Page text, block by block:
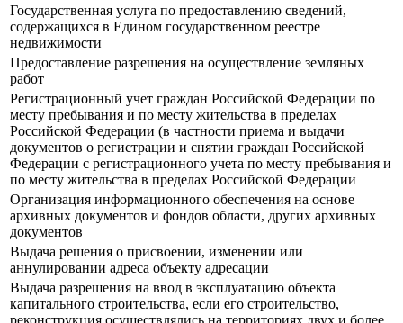
Государственная услуга по предоставлению сведений,
содержащихся в Едином государственном реестре
недвижимости
Предоставление разрешения на осуществление земляных
работ
Регистрационный учет граждан Российской Федерации по
месту пребывания и по месту жительства в пределах
Российской Федерации (в частности приема и выдачи
документов о регистрации и снятии граждан Российской
Федерации с регистрационного учета по месту пребывания и
по месту жительства в пределах Российской Федерации
Организация информационного обеспечения на основе
архивных документов и фондов области, других архивных
документов
Выдача решения о присвоении, изменении или
аннулировании адреса объекту адресации
Выдача разрешения на ввод в эксплуатацию объекта
капитального строительства, если его строительство,